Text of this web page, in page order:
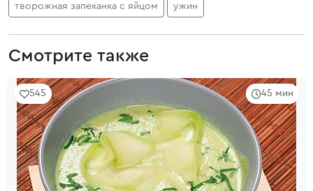
творожная запеканка с яйцом ужин
Смотрите также
45 мин
545